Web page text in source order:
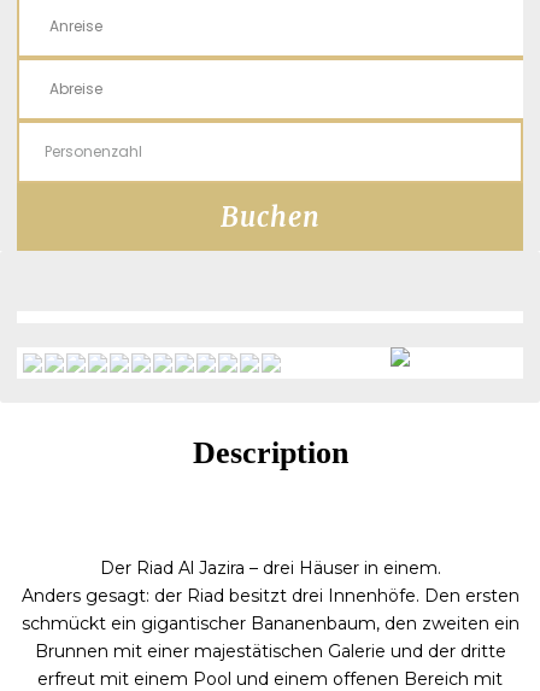
Description
Der Riad Al Jazira – drei Häuser in einem.
Anders gesagt: der Riad besitzt drei Innenhöfe. Den ersten
schmückt ein gigantischer Bananenbaum, den zweiten ein
Brunnen mit einer majestätischen Galerie und der dritte
erfreut mit einem Pool und einem offenen Bereich mit